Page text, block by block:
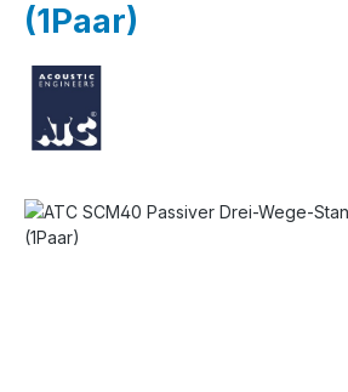
(1Paar)
Bildergalerie überspringen